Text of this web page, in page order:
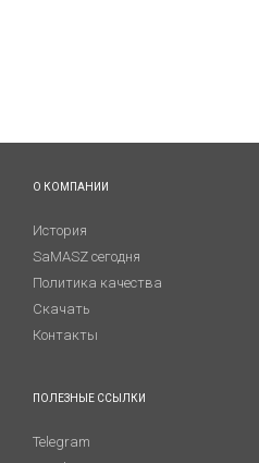
О КОМПАНИИ
История
SaMASZ сегодня
Политика качества
Скачать
Контакты
ПОЛЕЗНЫЕ ССЫЛКИ
Telegram